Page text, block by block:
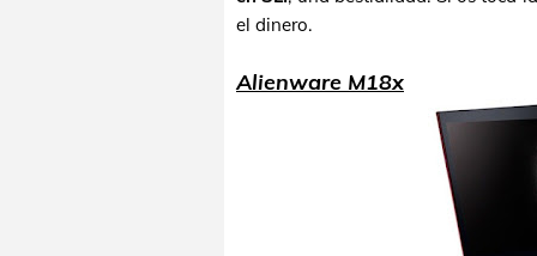
el dinero.
Alienware M18x